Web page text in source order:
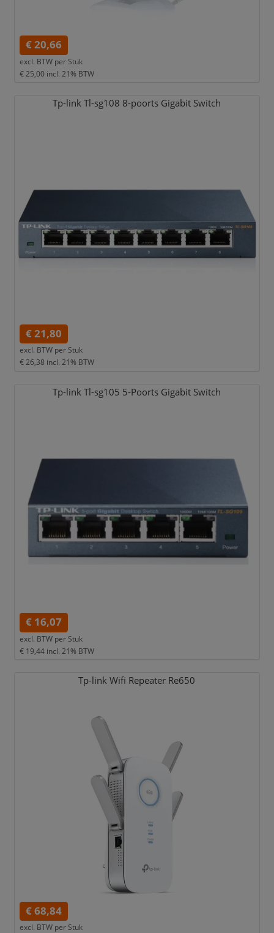
€ 20,66
excl. BTW per Stuk
€ 25,00 incl. 21% BTW
Tp-link Tl-sg108 8-poorts Gigabit Switch
€ 21,80
excl. BTW per Stuk
€ 26,38 incl. 21% BTW
Tp-link Tl-sg105 5-Poorts Gigabit Switch
€ 16,07
excl. BTW per Stuk
€ 19,44 incl. 21% BTW
Tp-link Wifi Repeater Re650
€ 68,84
excl. BTW per Stuk